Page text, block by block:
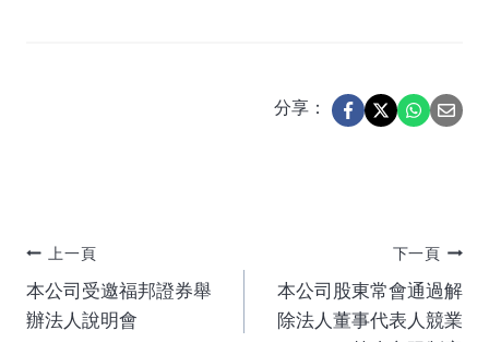
分享：
文
章
上一頁
本公司受邀福邦證券舉
辦法人說明會
下一頁
本公司股東常會通過解
除法人董事代表人競業